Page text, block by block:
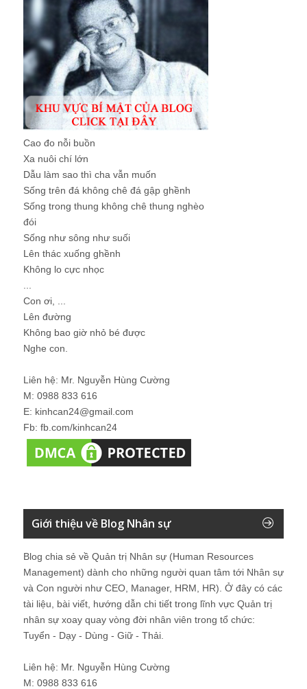
Cao đo nỗi buồn
Xa nuôi chí lớn
Dẫu làm sao thì cha vẫn muốn
Sống trên đá không chê đá gập ghềnh
Sống trong thung không chê thung nghèo
đói
Sống như sông như suối
Lên thác xuống ghềnh
Không lo cực nhọc
Con ơi, ...
Lên đường
Không bao giờ nhỏ bé được
Nghe con.
Liên hệ: Mr. Nguyễn Hùng Cường
M: 0988 833 616
E: kinhcan24@gmail.com
Fb: fb.com/kinhcan24
Giới thiệu về Blog Nhân sự
Blog chia sẻ về Quản trị Nhân sự (Human Resources
Management) dành cho những người quan tâm tới Nhân sự
và Con người như CEO, Manager, HRM, HR). Ở đây có các
tài liệu, bài viết, hướng dẫn chi tiết trong lĩnh vực Quản trị
nhân sự xoay quay vòng đời nhân viên trong tổ chức:
Tuyển - Dạy - Dùng - Giữ - Thải.
Liên hệ: Mr. Nguyễn Hùng Cường
M: 0988 833 616